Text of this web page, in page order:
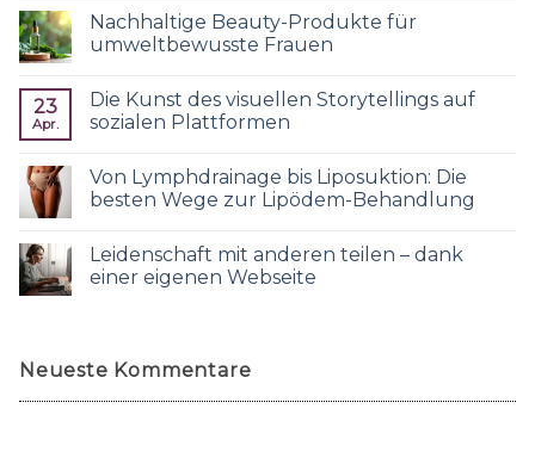
Nachhaltige Beauty-Produkte für
umweltbewusste Frauen
23
Apr.
Die Kunst des visuellen Storytellings auf
sozialen Plattformen
Von Lymphdrainage bis Liposuktion: Die
besten Wege zur Lipödem-Behandlung
Leidenschaft mit anderen teilen – dank
einer eigenen Webseite
Neueste Kommentare